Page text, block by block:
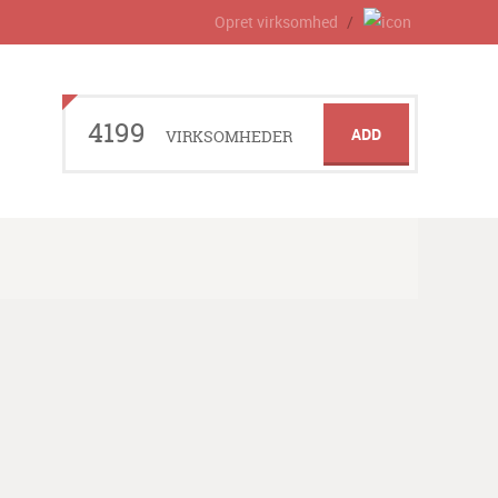
Opret virksomhed
4199 VIRKSOMHEDER ADD